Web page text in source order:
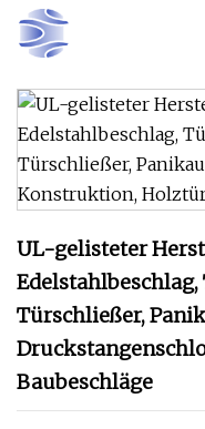
UL-gelisteter
Türschließer,
Baubeschläge